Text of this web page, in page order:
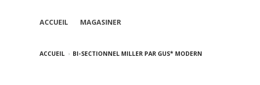
ACCUEIL MAGASINER
ACCUEIL BI-SECTIONNEL MILLER PAR GUS* MODERN